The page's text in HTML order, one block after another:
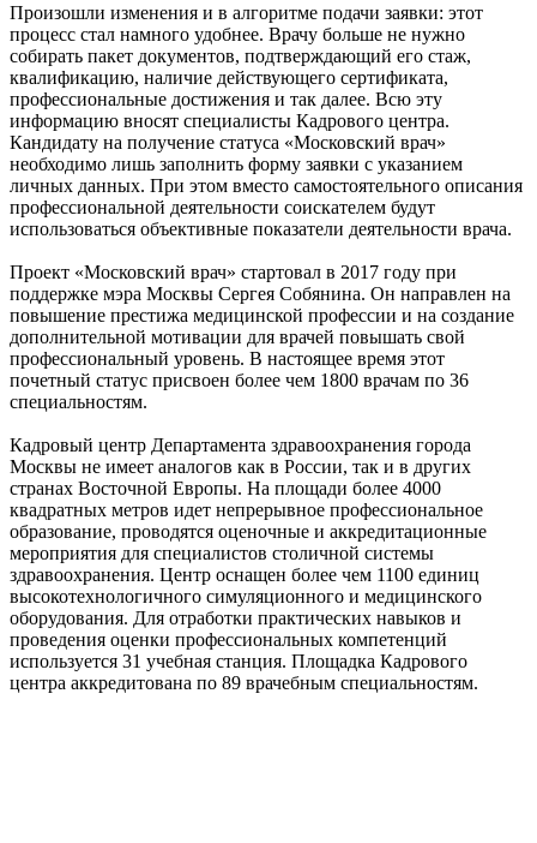
Произошли изменения и в алгоритме подачи заявки: этот
процесс стал намного удобнее. Врачу больше не нужно
собирать пакет документов, подтверждающий его стаж,
квалификацию, наличие действующего сертификата,
профессиональные достижения и так далее. Всю эту
информацию вносят специалисты Кадрового центра.
Кандидату на получение статуса «Московский врач»
необходимо лишь заполнить форму заявки с указанием
личных данных. При этом вместо самостоятельного описания
профессиональной деятельности соискателем будут
использоваться объективные показатели деятельности врача.
Проект «Московский врач» стартовал в 2017 году при
поддержке мэра Москвы Сергея Собянина. Он направлен на
повышение престижа медицинской профессии и на создание
дополнительной мотивации для врачей повышать свой
профессиональный уровень. В настоящее время этот
почетный статус присвоен более чем 1800 врачам по 36
специальностям.
Кадровый центр Департамента здравоохранения города
Москвы не имеет аналогов как в России, так и в других
странах Восточной Европы. На площади более 4000
квадратных метров идет непрерывное профессиональное
образование, проводятся оценочные и аккредитационные
мероприятия для специалистов столичной системы
здравоохранения. Центр оснащен более чем 1100 единиц
высокотехнологичного симуляционного и медицинского
оборудования. Для отработки практических навыков и
проведения оценки профессиональных компетенций
используется 31 учебная станция. Площадка Кадрового
центра аккредитована по 89 врачебным специальностям.